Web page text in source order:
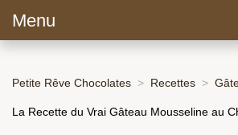
Menu
Petite Rêve Chocolates Recettes
La Recette du Vrai Gâteau Mousseline au